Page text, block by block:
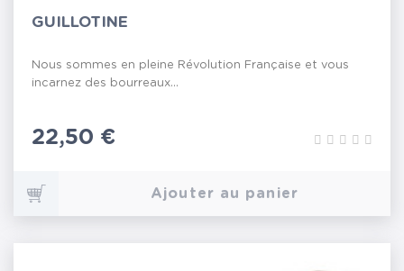
GUILLOTINE
Nous sommes en pleine Révolution Française et vous
incarnez des bourreaux...
Prix
22,50 €
Ajouter au panier